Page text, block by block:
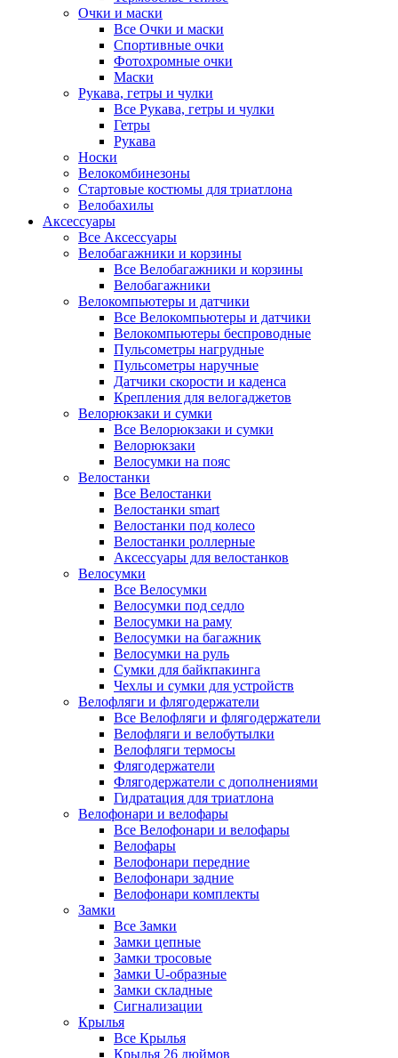
Очки и маски
Все Очки и маски
Спортивные очки
Фотохромные очки
Маски
Рукава, гетры и чулки
Все Рукава, гетры и чулки
Гетры
Рукава
Носки
Велокомбинезоны
Стартовые костюмы для триатлона
Велобахилы
Аксессуары
Все Аксессуары
Велобагажники и корзины
Все Велобагажники и корзины
Велобагажники
Велокомпьютеры и датчики
Все Велокомпьютеры и датчики
Велокомпьютеры беспроводные
Пульсометры нагрудные
Пульсометры наручные
Датчики скорости и каденса
Крепления для велогаджетов
Велорюкзаки и сумки
Все Велорюкзаки и сумки
Велорюкзаки
Велосумки на пояс
Велостанки
Все Велостанки
Велостанки smart
Велостанки под колесо
Велостанки роллерные
Аксессуары для велостанков
Велосумки
Все Велосумки
Велосумки под седло
Велосумки на раму
Велосумки на багажник
Велосумки на руль
Сумки для байкпакинга
Чехлы и сумки для устройств
Велофляги и флягодержатели
Все Велофляги и флягодержатели
Велофляги и велобутылки
Велофляги термосы
Флягодержатели
Флягодержатели с дополнениями
Гидратация для триатлона
Велофонари и велофары
Все Велофонари и велофары
Велофары
Велофонари передние
Велофонари задние
Велофонари комплекты
Замки
Все Замки
Замки цепные
Замки тросовые
Замки U-образные
Замки складные
Сигнализации
Крылья
Все Крылья
Крылья 26 дюймов